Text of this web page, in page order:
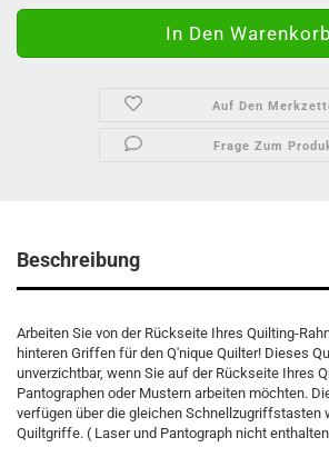
Auf Den
Frage Zum
Beschreibung
Arbeiten Sie von der Rückseite Ihres Quilting-
hinteren Griffen für den Q'nique Quilter! Dieses
unverzichtbar, wenn Sie auf der Rückseite Ihres
Pantographen oder Mustern arbeiten möchten.
verfügen über die gleichen Schnellzugriffstasten
Quiltgriffe. ( Laser und Pantograph nicht